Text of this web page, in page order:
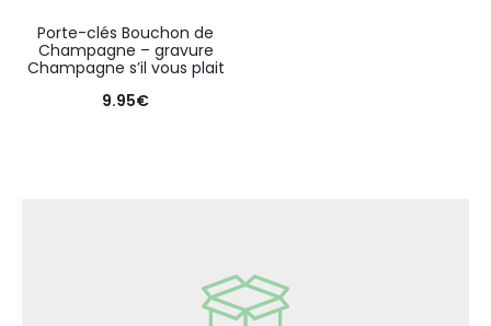
Porte-clés Bouchon de
Champagne – gravure
Champagne s’il vous plait
9.95€